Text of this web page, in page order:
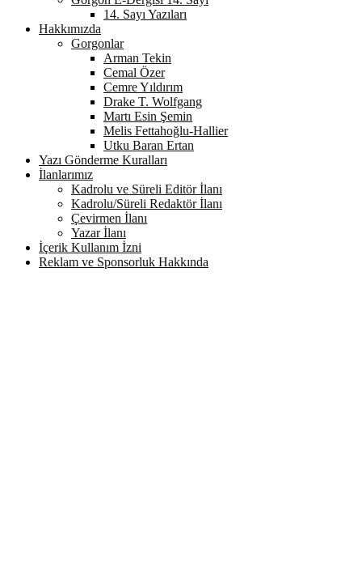
14. Sayı Yazıları
Hakkımızda
Gorgonlar
Arman Tekin
Cemal Özer
Cemre Yıldırım
Drake T. Wolfgang
Martı Esin Şemin
Melis Fettahoğlu-Hallier
Utku Baran Ertan
Yazı Gönderme Kuralları
İlanlarımız
Kadrolu ve Süreli Editör İlanı
Kadrolu/Süreli Redaktör İlanı
Çevirmen İlanı
Yazar İlanı
İçerik Kullanım İzni
Reklam ve Sponsorluk Hakkında